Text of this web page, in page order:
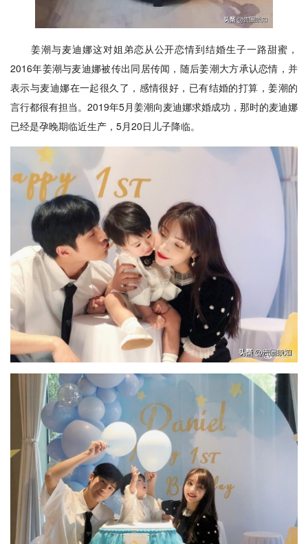
姜潮与麦迪娜这对姐弟恋从公开恋情到结婚生子一路甜蜜，
2016年姜潮与麦迪娜被传出同居传闻，随后姜潮大方承认恋情，并
表示与麦迪娜在一起很久了，感情很好，已有结婚的打算，姜潮的
言行都很有担当。2019年5月姜潮向麦迪娜求婚成功，那时的麦迪娜
已经是孕晚期临近生产，5月20日儿子降临。